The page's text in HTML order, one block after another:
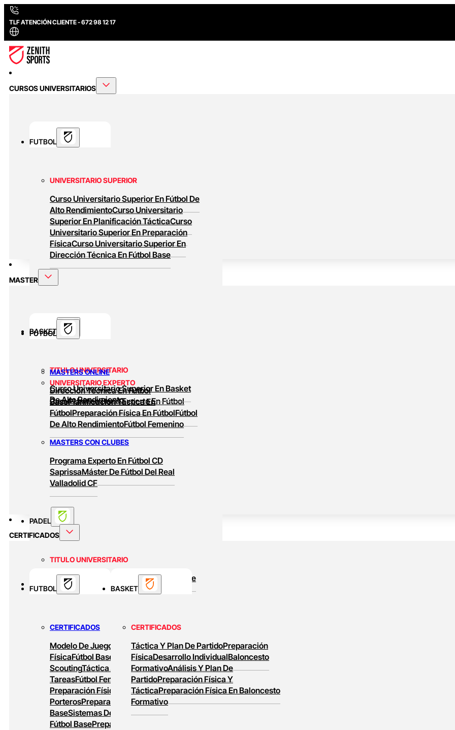
TLF ATENCIÓN CLIENTE - 672 98 12 17
CURSOS UNIVERSITARIOS
FUTBOL
UNIVERSITARIO SUPERIOR
Curso Universitario Superior En Fútbol De
Alto RendimientoCurso Universitario
Superior En Planificación TácticaCurso
Universitario Superior En Preparación
FísicaCurso Universitario Superior En
Dirección Técnica En Fútbol Base
UNIVERSITARIO EXPERTO
Curso Universitario Experto En Fútbol
BASKET
TITULO UNIVERSITARIO
Curso Universitario Superior En Basket
De Alto Rendimiento
PADEL
TITULO UNIVERSITARIO
Curso Universitario Técnico En Padel De
Alto Rendimiento
MASTER
FUTBOL
MASTERS ONLINE
Dirección Técnica En Fútbol
BasePlanificación Táctica En
FútbolPreparación Física En FútbolFútbol
De Alto RendimientoFútbol Femenino
MASTERS CON CLUBES
Programa Experto En Fútbol CD
SaprissaMáster De Fútbol Del Real
Valladolid CF
BASKET
MASTERS ONLINE
Baloncesto Formativo
Preparación Física
En BaloncestoBaloncesto De Alto
Rendimiento
CERTIFICADOS
FUTBOL
CERTIFICADOS
Modelo De Juego
Preparación
FísicaFútbol Base
Análisis Y
ScoutingTáctica OfensivaDiseño De
TareasFútbol FemeninoTareas De
Preparación Física
Entrenamiento De
PorterosPreparación Física En Fútbol
BaseSistemas De JuegoEntrenamiento En
Fútbol BasePreparación Física Y Táctica
BASKET
CERTIFICADOS
Táctica Y Plan De PartidoPreparación
FísicaDesarrollo IndividualBaloncesto
FormativoAnálisis Y Plan De
PartidoPreparación Física Y
TácticaPreparación Física En Baloncesto
Formativo